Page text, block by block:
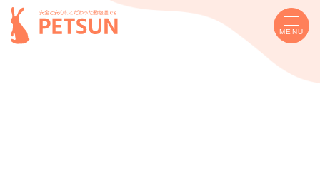
MENU